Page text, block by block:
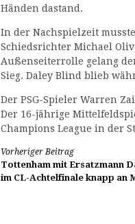
Händen dastand.
In der Nachspielzeit
Schiedsrichter Michael
Außenseiterrolle gelang
Sieg. Daley Blind blieb
Der PSG-Spieler Warren
Der 16-jährige
Champions League in der
Weiterlesen
Vorheriger Beitrag
Tottenham mit Ersatzmann
im CL-Achtelfinale knapp an